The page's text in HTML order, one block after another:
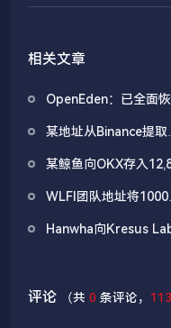
相关文章
OpenEden：已全面恢
核心系统安全
某地址从Binance提取
722万美元
某鲸鱼向OKX存入
WLFI团队地址将1000
Hanwha向Kresus
评论 （共0 条评论， 113